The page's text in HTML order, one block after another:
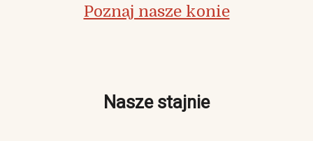
Poznaj nasze konie
Nasze stajnie